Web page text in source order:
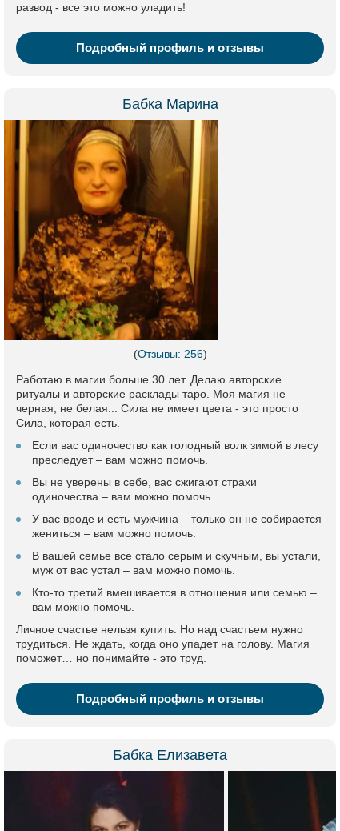
развод - все это можно уладить!
Подробный профиль и отзывы
Бабка Марина
(Отзывы: 256)
Работаю в магии больше 30 лет. Делаю авторские
ритуалы и авторские расклады таро. Моя магия не
черная, не белая... Сила не имеет цвета - это просто
Сила, которая есть.
Если вас одиночество как голодный волк зимой в лесу
преследует – вам можно помочь.
Вы не уверены в себе, вас сжигают страхи
одиночества – вам можно помочь.
У вас вроде и есть мужчина – только он не собирается
жениться – вам можно помочь.
В вашей семье все стало серым и скучным, вы устали,
муж от вас устал – вам можно помочь.
Кто-то третий вмешивается в отношения или семью –
вам можно помочь.
Личное счастье нельзя купить. Но над счастьем нужно
трудиться. Не ждать, когда оно упадет на голову. Магия
поможет… но понимайте - это труд.
Подробный профиль и отзывы
Бабка Елизавета